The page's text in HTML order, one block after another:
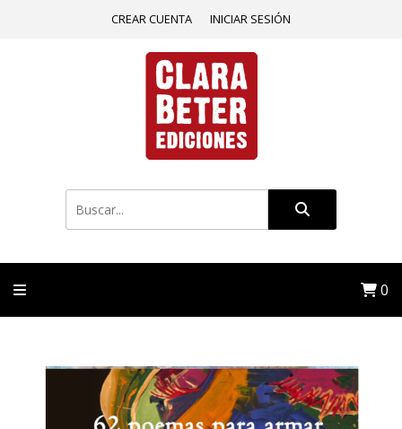
CREAR CUENTA INICIAR SESIÓN
0